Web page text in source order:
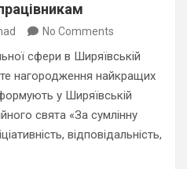
No Comments
сфери в Ширяївській
нагородження найкращих
у Ширяївській
свята «За сумлінну
відповідальність,